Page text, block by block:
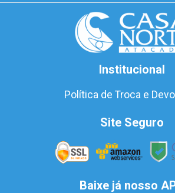
Institucional
Política de Troca e
Site Seguro
Baixe já nosso